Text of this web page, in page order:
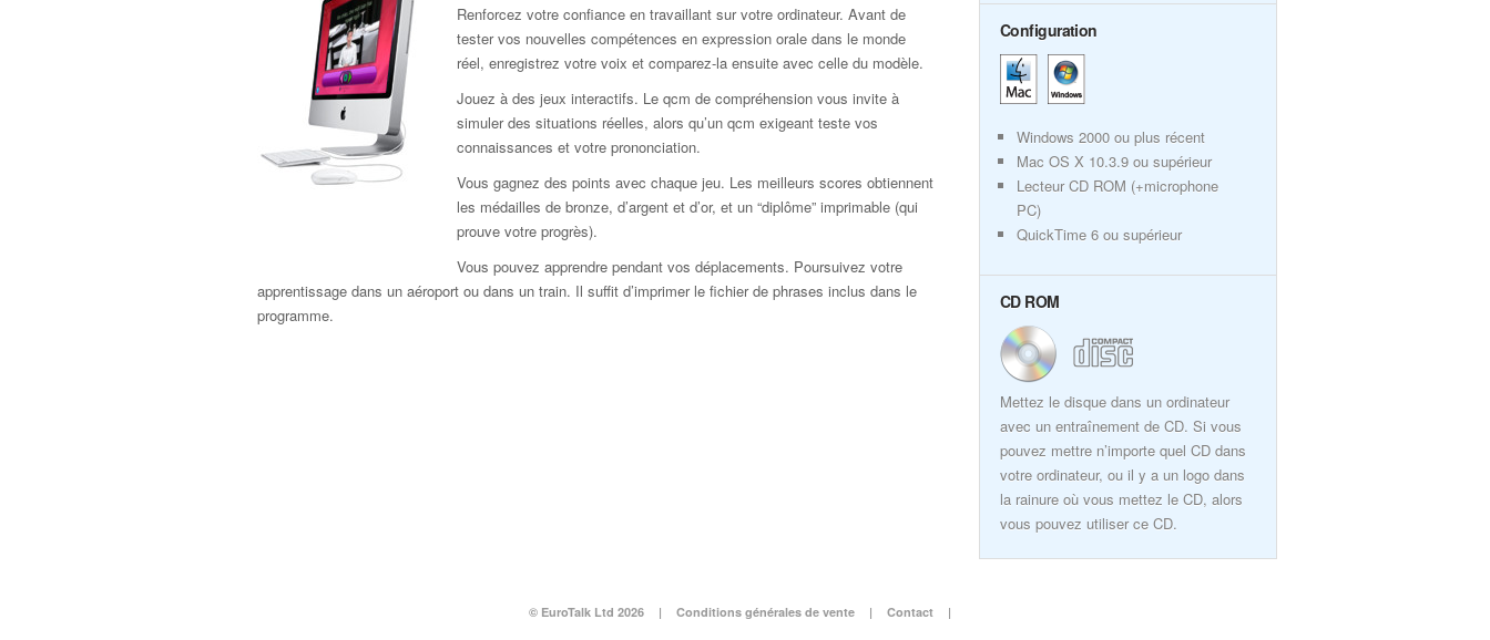
Renforcez votre confiance en travaillant sur votre ordinateur. Avant de
tester vos nouvelles compétences en expression orale dans le monde
réel, enregistrez votre voix et comparez-la ensuite avec celle du modèle.
Jouez à des jeux interactifs. Le qcm de compréhension vous invite à
simuler des situations réelles, alors qu’un qcm exigeant teste vos
connaissances et votre prononciation.
Vous gagnez des points avec chaque jeu. Les meilleurs scores obtiennent
les médailles de bronze, d’argent et d’or, et un “diplôme” imprimable (qui
prouve votre progrès).
Vous pouvez apprendre pendant vos déplacements. Poursuivez votre
apprentissage dans un aéroport ou dans un train. Il suffit d’imprimer le fichier de phrases inclus dans le
programme.
Configuration
Windows 2000 ou plus récent
Mac OS X 10.3.9 ou supérieur
Lecteur CD ROM (+microphone
PC)
QuickTime 6 ou supérieur
CD ROM
Mettez le disque dans un ordinateur
avec un entraînement de CD. Si vous
pouvez mettre n’importe quel CD dans
votre ordinateur, ou il y a un logo dans
la rainure où vous mettez le CD, alors
vous pouvez utiliser ce CD.
© EuroTalk Ltd 2026 | Conditions générales de vente | Contact |